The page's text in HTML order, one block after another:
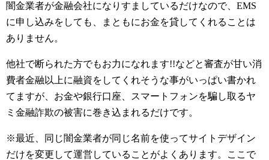
闇金業者が金融会社になりすましているだけなので、EMS
に申し込みをしても、まともにお金を貸してくれることは
ありません。
他社で断られた方でもお力になれます!!などと審査が甘い消
費者金融以上に融資をしてくれそうな事がいっぱい書かれ
てますが、お金や銀行口座、スマートフォンを騙し取るヤ
ミ金融詐欺の被害に巻き込まれるだけです。
※最近、同じ闇金業者が同じ名前を使ってサイトデザイン
だけを変更して運営していることがよくあります。ここで